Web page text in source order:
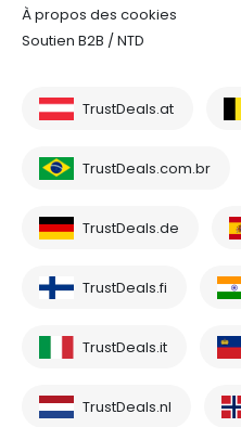
À propos des cookies
Soutien B2B / NTD
TrustDeals.at
TrustDeals.com.br
TrustDeals.de
TrustDeals.fi
TrustDeals.it
TrustDeals.nl